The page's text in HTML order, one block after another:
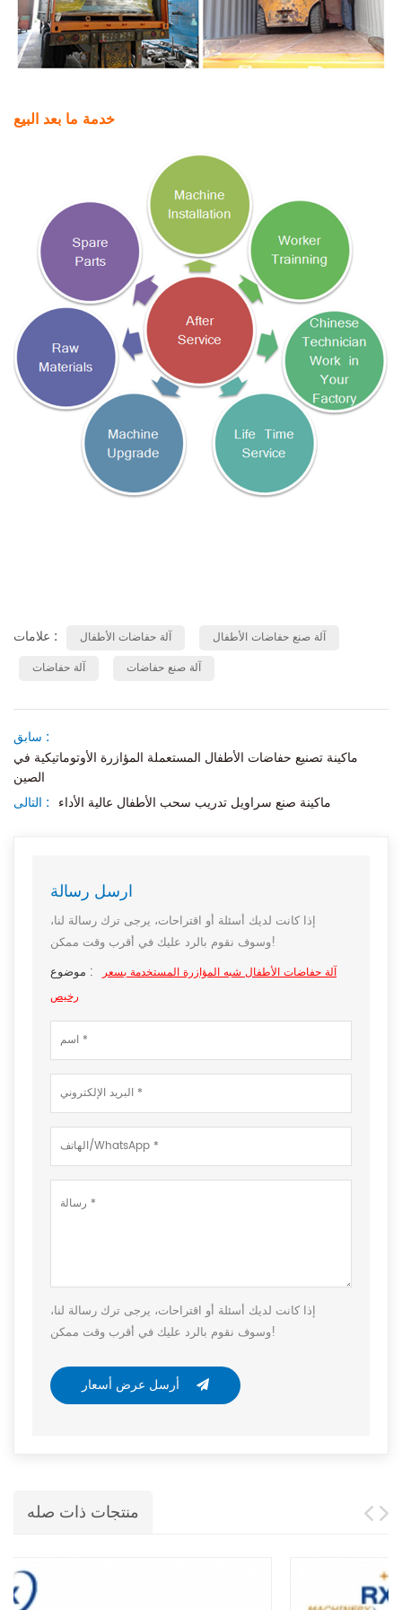
خدمة ما بعد البيع
علامات : آلة حفاضات الأطفال
آلة صنع حفاضات الأطفال
آلة حفاضات
آلة صنع حفاضات
سابق :
ماكينة تصنيع حفاضات الأطفال المستعملة المؤازرة الأوتوماتيكية في
الصين
التالى : ماكينة صنع سراويل تدريب سحب الأطفال عالية الأداء
ارسل رسالة
إذا كانت لديك أسئلة أو اقتراحات، يرجى ترك رسالة لنا،
وسوف نقوم بالرد عليك في أقرب وقت ممكن!
موضوع :
آلة حفاضات الأطفال شبه المؤازرة المستخدمة بسعر
رخيص
إذا كانت لديك أسئلة أو اقتراحات، يرجى ترك رسالة لنا،
وسوف نقوم بالرد عليك في أقرب وقت ممكن!
منتجات ذات صله